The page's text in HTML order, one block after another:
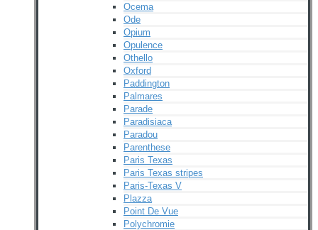
Ocema
Ode
Opium
Opulence
Othello
Oxford
Paddington
Palmares
Parade
Paradisiaca
Paradou
Parenthese
Paris Texas
Paris Texas stripes
Paris-Texas V
Plazza
Point De Vue
Polychromie